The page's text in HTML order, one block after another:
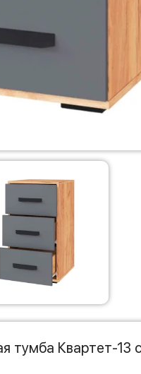
тумба Квартет-13